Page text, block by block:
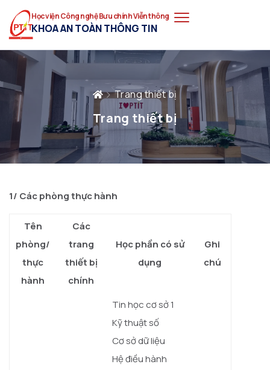
Học viện Công nghệ Bưu chính Viễn thông
KHOA AN TOÀN THÔNG TIN
Trang thiết bị
Trang thiết bị
1/ Các phòng thực hành
Tên
phòng/
thực
hành
Các
trang
thiết bị
chính
Học phần có sử
dụng
Ghi
chú
Tin học cơ sở 1
Kỹ thuật số
Cơ sở dữ liệu
Hệ điều hành